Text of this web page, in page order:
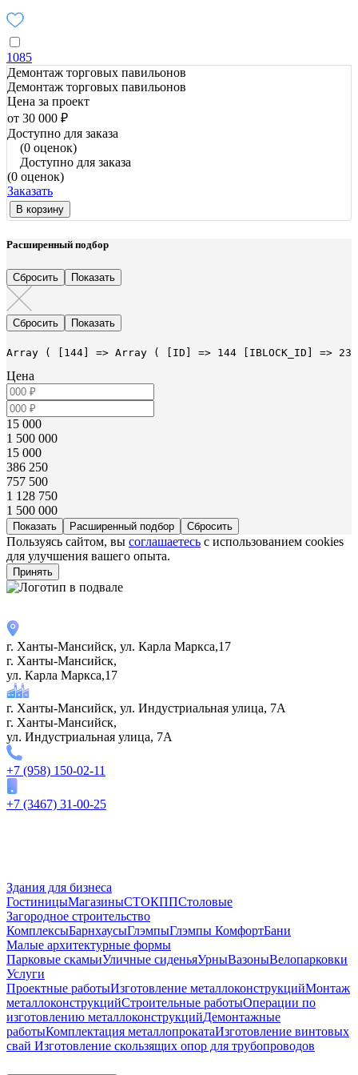
1085
Демонтаж торговых павильонов
Демонтаж торговых павильонов
Цена за проект
от 30 000 ₽
Доступно для заказа
(0 оценок)
Доступно для заказа
(0 оценок)
Заказать
В корзину
Расширенный подбор
Array ( [144] => Array ( [ID] => 144 [IBLOCK_ID] => 23
Цена
15 000
1 500 000
15 000
386 250
757 500
1 128 750
1 500 000
Расширенный подбор
Пользуясь сайтом, вы соглашаетесь с использованием cookies
для улучшения вашего опыта.
Принять
г. Ханты-Мансийск, ул. Карла Маркса,17
г. Ханты-Мансийск,
ул. Карла Маркса,17
г. Ханты-Мансийск, ул. Индустриальная улица, 7А
г. Ханты-Мансийск,
ул. Индустриальная улица, 7А
+7 (958) 150-02-11
+7 (3467) 31-00-25
Здания для бизнеса
ГостиницыМагазиныСТОКППСтоловые
Загородное строительство
КомплексыБарнхаусыГлэмпыГлэмпы КомфортБани
Малые архитектурные формы
Парковые скамьиУличные сиденьяУрныВазоныВелопарковки
Услуги
Проектные работыИзготовление металлоконструкцийМонтаж
металлоконструкцийСтроительные работыОперации по
изготовлению металлоконструкцийДемонтажные
работыКомплектация металлопрокатаИзготовление винтовых
свай Изготовление скользящих опор для трубопроводов